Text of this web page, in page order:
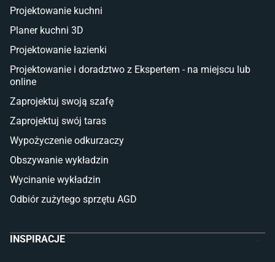
Sztuczna trawa miękka
Koce i pledy
Płytki na balkon
Lampy stojące LED
Płytki
Płytki Cersanit
Płytki wielkoformatowe
Glazura
Płytki marmurowe
Projektowanie kuchni
Planer kuchni 3D
Projektowanie łazienki
Projektowanie i doradztwo z Ekspertem - na miejscu lub
online
Zaprojektuj swoją szafę
Zaprojektuj swój taras
Wypożyczenie odkurzaczy
Obszywanie wykładzin
Wycinanie wykładzin
Odbiór zużytego sprzętu AGD
INSPIRACJE